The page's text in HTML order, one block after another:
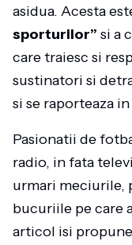
asidua. Acesta
sporturilor” si a
care traiesc si
sustinatori si
si se raporteaza
Pasionatii de
radio, in fata
urmari meciurile,
bucuriile pe care
articol isi